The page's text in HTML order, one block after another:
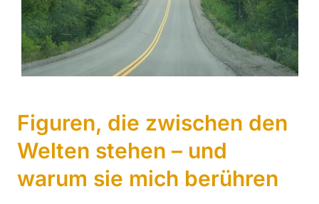
Figuren, die zwischen den
Welten stehen – und
warum sie mich berühren